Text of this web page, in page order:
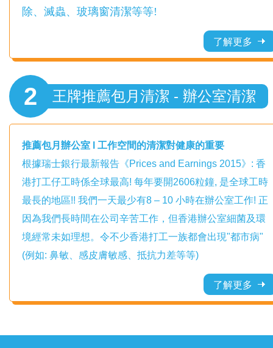
除、滅蟲、玻璃窗清潔等等!
了解更多
王牌推薦包月清潔 - 辦公室清潔
2
推薦包月辦公室 l 工作空間的清潔對健康的重要
根據瑞士銀行最新報告《Prices and Earnings 2015》: 香
港打工仔工時係全球最高! 每年要開2606粒鐘, 是全球工時
最長的地區!! 我們一天最少有8 – 10 小時在辦公室工作! 正
因為我們長時間在公司辛苦工作，但香港辦公室細菌及環
境經常未如理想。令不少香港打工一族都會出現"都市病"
(例如: 鼻敏、感皮膚敏感、抵抗力差等等)
了解更多